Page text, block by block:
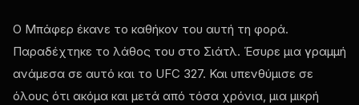
Ο Μπάφερ έκανε το καθήκον του αυτή τη φορά.
Παραδέχτηκε το λάθος του στο Σιάτλ. Έσυρε μια γραμμή
ανάμεσα σε αυτό και το UFC 327. Και υπενθύμισε σε
όλους ότι ακόμα και μετά από τόσα χρόνια, μια μικρή